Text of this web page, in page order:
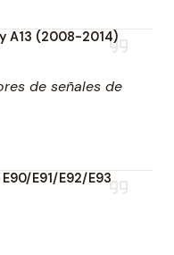
A13 (2008-2014)
de señales de
E91/E92/E93